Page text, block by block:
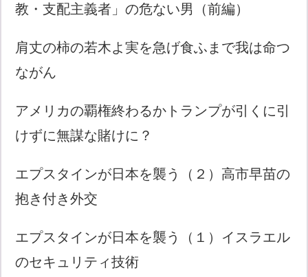
教・支配主義者」の危ない男（前編）
肩丈の柿の若木よ実を急げ食ふまで我は命つ
ながん
アメリカの覇権終わるかトランプが引くに引
けずに無謀な賭けに？
エプスタインが日本を襲う（２）高市早苗の
抱き付き外交
エプスタインが日本を襲う（１）イスラエル
のセキュリティ技術